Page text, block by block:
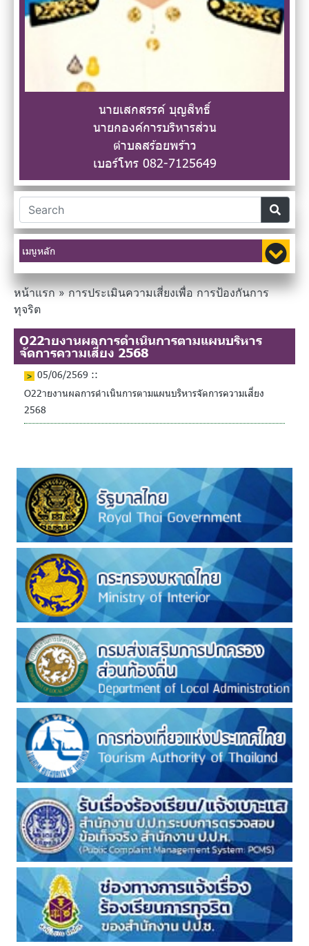
นายเสกสรรค์ บุญสิทธิ์
นายกองค์การบริหารส่วน
ตำบลสร้อยพร้าว
เบอร์โทร 082-7125649
เมนูหลัก
หน้าแรก»การประเมินความเสี่ยงเพื่อ การป้องกันการ
ทุจริต
O22ายงานผลการดำเนินการตามแผนบริหาร
จัดการความเสี่ยง 2568
05/06/2569 ::
O22ายงานผลการดำเนินการตามแผนบริหารจัดการความเสี่ยง
2568